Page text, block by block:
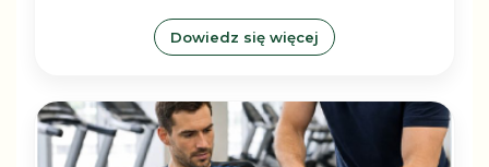
Dowiedz się więcej